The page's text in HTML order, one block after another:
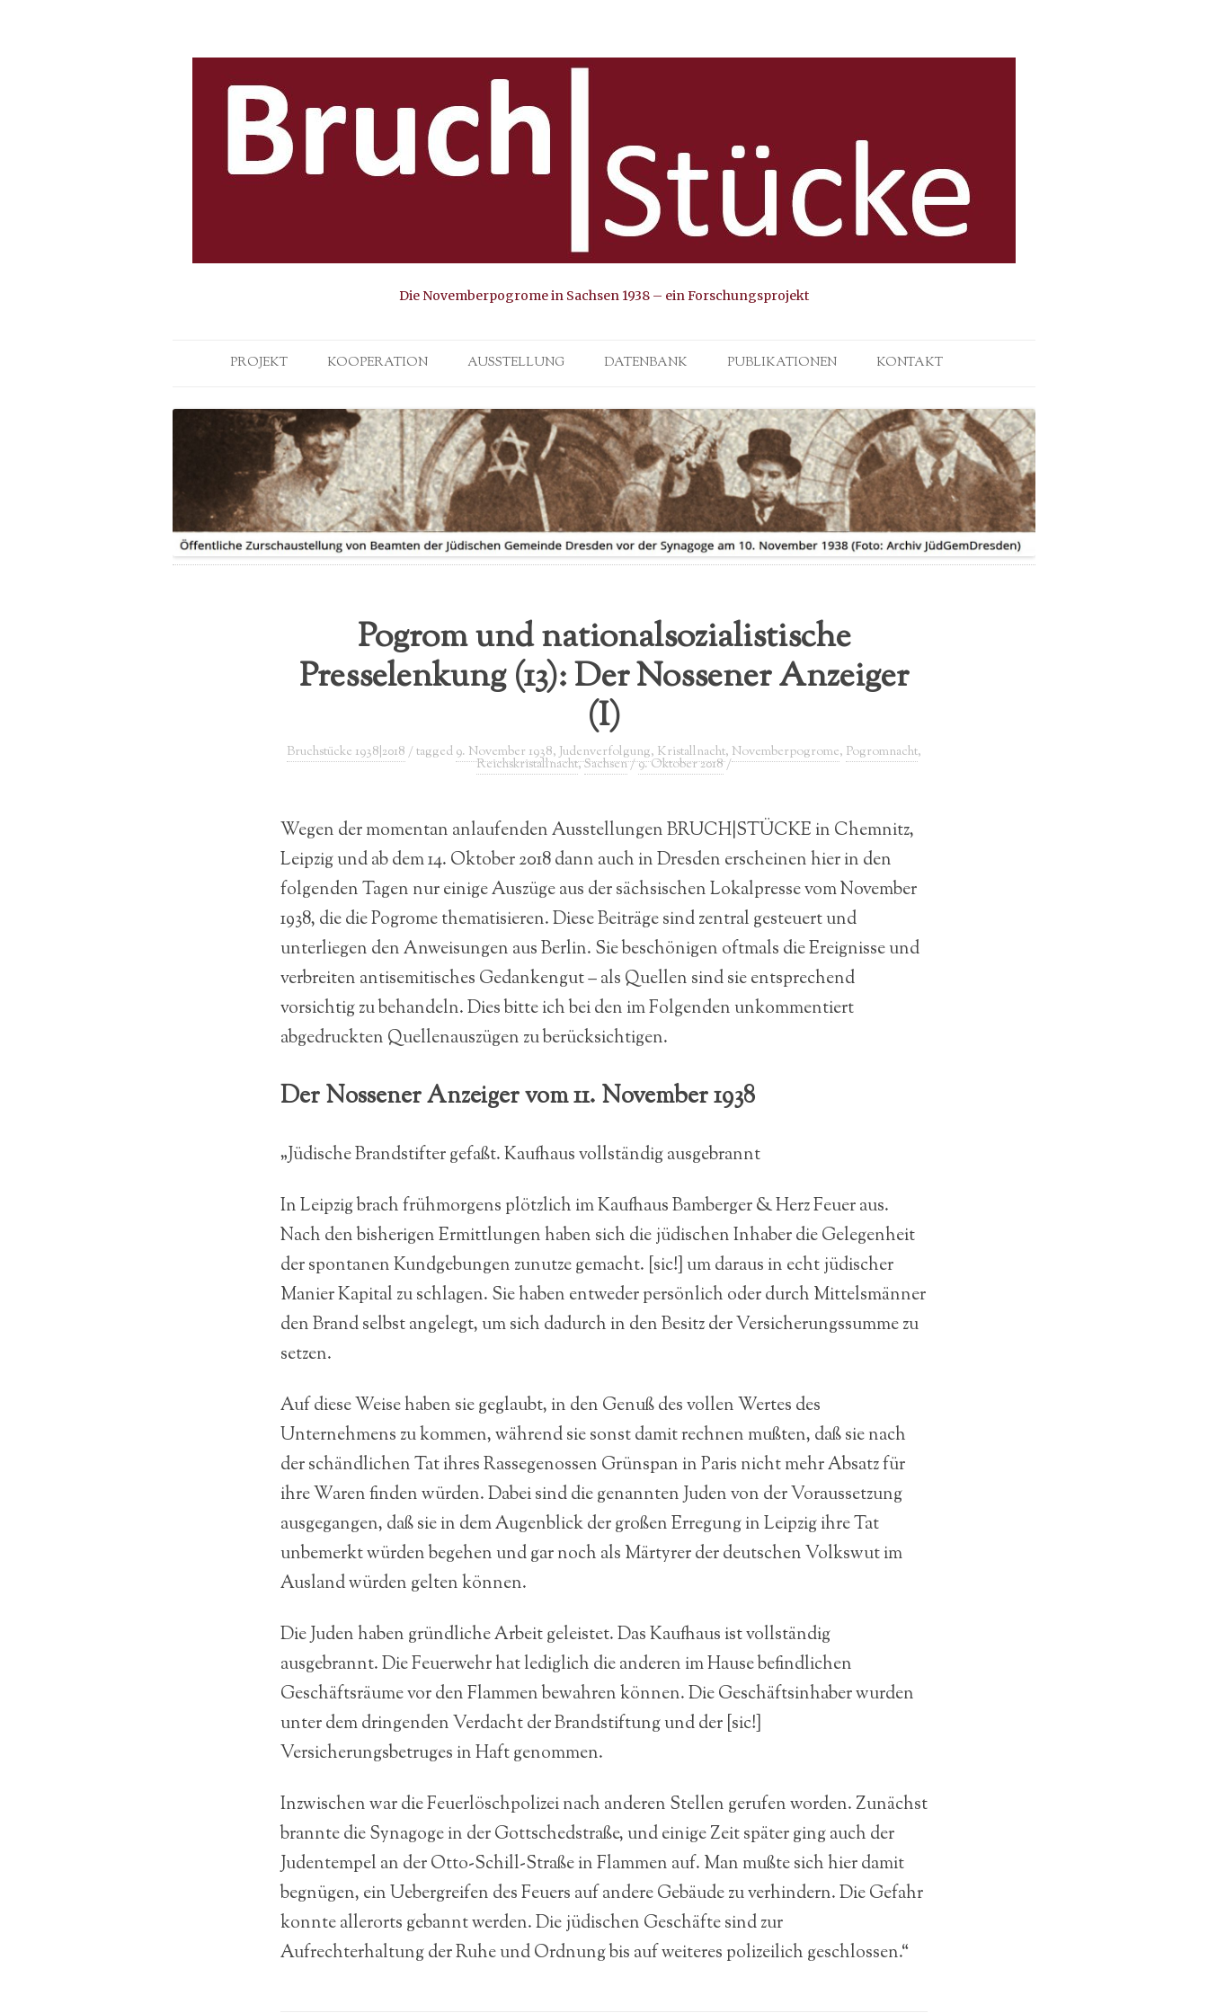
Die Novemberpogrome in Sachsen 1938 – ein Forschungsprojekt
PROJEKT
IHRE GESCHICHTE|N
PRESSEBERICHTE
SPENDE
FLYER
KOOPERATION AUSSTELLUNG
FLYER ZUR AUSSTELLUNG
DATENBANK PUBLIKATIONEN KONTAKT
DATENSCHUTZERKLÄRUNG
Pogrom und nationalsozialistische
Presselenkung (13): Der Nossener Anzeiger
(I)
Bruchstücke 1938|2018 / tagged 9. November 1938,Judenverfolgung, Kristallnacht, Novemberpogrome, Pogromnacht,
Reichskristallnacht,Sachsen/9. Oktober 2018/
Wegen der momentan anlaufenden Ausstellungen BRUCH|STÜCKE in Chemnitz,
Leipzig und ab dem 14. Oktober 2018 dann auch in Dresden erscheinen hier in den
folgenden Tagen nur einige Auszüge aus der sächsischen Lokalpresse vom November
1938, die die Pogrome thematisieren. Diese Beiträge sind zentral gesteuert und
unterliegen den Anweisungen aus Berlin. Sie beschönigen oftmals die Ereignisse und
verbreiten antisemitisches Gedankengut – als Quellen sind sie entsprechend
vorsichtig zu behandeln. Dies bitte ich bei den im Folgenden unkommentiert
abgedruckten Quellenauszügen zu berücksichtigen.
Der Nossener Anzeiger vom 11. November 1938
„Jüdische Brandstifter gefaßt. Kaufhaus vollständig ausgebrannt
In Leipzig brach frühmorgens plötzlich im Kaufhaus Bamberger & Herz Feuer aus.
Nach den bisherigen Ermittlungen haben sich die jüdischen Inhaber die Gelegenheit
der spontanen Kundgebungen zunutze gemacht. [sic!] um daraus in echt jüdischer
Manier Kapital zu schlagen. Sie haben entweder persönlich oder durch Mittelsmänner
den Brand selbst angelegt, um sich dadurch in den Besitz der Versicherungssumme zu
setzen.
Auf diese Weise haben sie geglaubt, in den Genuß des vollen Wertes des
Unternehmens zu kommen, während sie sonst damit rechnen mußten, daß sie nach
der schändlichen Tat ihres Rassegenossen Grünspan in Paris nicht mehr Absatz für
ihre Waren finden würden. Dabei sind die genannten Juden von der Voraussetzung
ausgegangen, daß sie in dem Augenblick der großen Erregung in Leipzig ihre Tat
unbemerkt würden begehen und gar noch als Märtyrer der deutschen Volkswut im
Ausland würden gelten können.
Die Juden haben gründliche Arbeit geleistet. Das Kaufhaus ist vollständig
ausgebrannt. Die Feuerwehr hat lediglich die anderen im Hause befindlichen
Geschäftsräume vor den Flammen bewahren können. Die Geschäftsinhaber wurden
unter dem dringenden Verdacht der Brandstiftung und der [sic!]
Versicherungsbetruges in Haft genommen.
Inzwischen war die Feuerlöschpolizei nach anderen Stellen gerufen worden. Zunächst
brannte die Synagoge in der Gottschedstraße, und einige Zeit später ging auch der
Judentempel an der Otto-Schill-Straße in Flammen auf. Man mußte sich hier damit
begnügen, ein Uebergreifen des Feuers auf andere Gebäude zu verhindern. Die Gefahr
konnte allerorts gebannt werden. Die jüdischen Geschäfte sind zur
Aufrechterhaltung der Ruhe und Ordnung bis auf weiteres polizeilich geschlossen.“